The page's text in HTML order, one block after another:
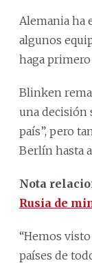
Alemania ha
algunos
haga
Blinken
una decisión
país”, pero
Berlín hasta
Nota
Rusia de
“Hemos
países de